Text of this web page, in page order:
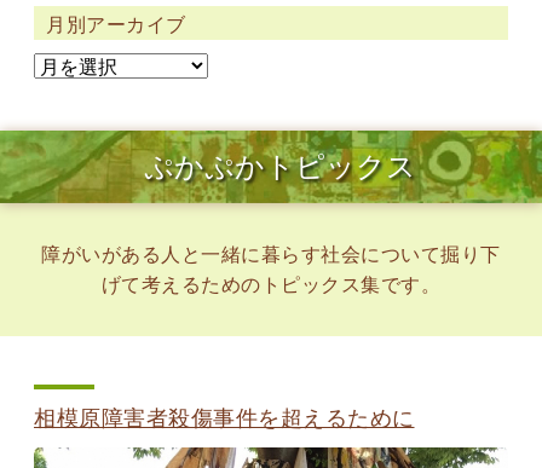
月別アーカイブ
ぷかぷかトピックス
障がいがある人と一緒に暮らす社会について掘り下
げて考えるためのトピックス集です。
相模原障害者殺傷事件を超えるために